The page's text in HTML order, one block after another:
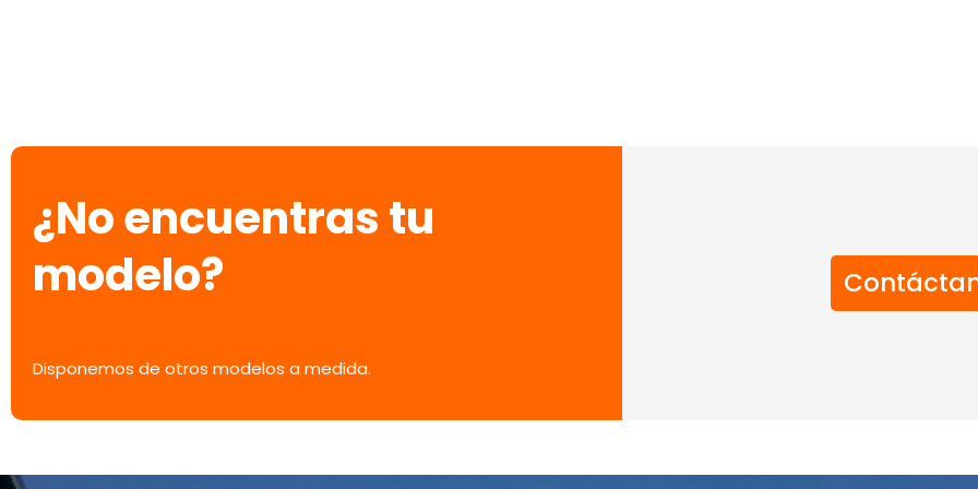
¿No encuentras tu
modelo?
Disponemos de otros modelos a medida.